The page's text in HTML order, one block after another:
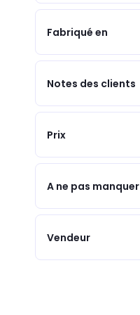
Fabriqué en
Notes des clients
Prix
A ne pas manquer
Vendeur